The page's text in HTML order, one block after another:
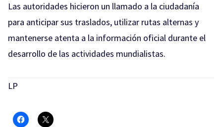
Las autoridades hicieron un llamado a la ciudadanía
para anticipar sus traslados, utilizar rutas alternas y
mantenerse atenta a la información oficial durante el
desarrollo de las actividades mundialistas.
LP